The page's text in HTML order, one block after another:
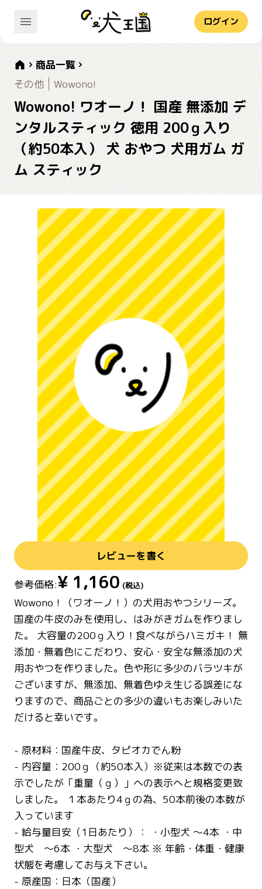
ログイン
商品一覧
その他
Wowono!
Wowono! ワオーノ！ 国産 無添加 デ
ンタルスティック 徳用 200ｇ入り
（約50本入） 犬 おやつ 犬用ガム ガ
ム スティック
レビューを書く
参考価格:¥ 1,160 (税込)
Wowono！（ワオーノ！）の犬用おやつシリーズ。
国産の牛皮のみを使用し、はみがきガムを作りまし
た。 大容量の200ｇ入り！食べながらハミガキ！ 無
添加・無着色にこだわり、安心・安全な無添加の犬
用おやつを作りました。色や形に多少のバラツキが
ございますが、無添加、無着色ゆえ生じる誤差にな
りますので、商品ごとの多少の違いもお楽しみいた
だけると幸いです。
- 原材料：国産牛皮、タピオカでん粉
- 内容量：200ｇ（約50本入）※従来は本数での表
示でしたが「重量（ｇ）」への表示へと規格変更致
しました。 １本あたり4ｇの為、50本前後の本数が
入っています
- 給与量目安（1日あたり）： ・小型犬 ～4本 ・中
型犬 ～6本 ・大型犬 ～8本 ※ 年齢・体重・健康
状態を考慮してお与え下さい。
- 原産国：日本（国産）